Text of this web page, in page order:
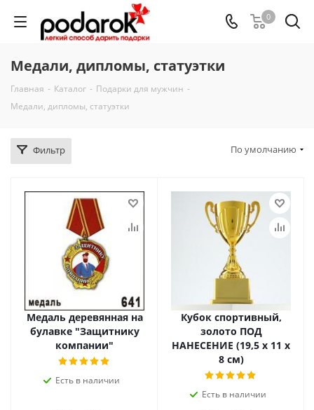
0
Медали, дипломы, статуэтки
Главная - Каталог - Подарки для мужчин -
Медали, дипломы, статуэтки
Фильтр По умолчанию
Медаль деревянная на
булавке "Защитнику
компании"
Есть в наличии
Кубок спортивный,
золото ПОД
НАНЕСЕНИЕ (19,5 х 11 х
8 см)
Есть в наличии